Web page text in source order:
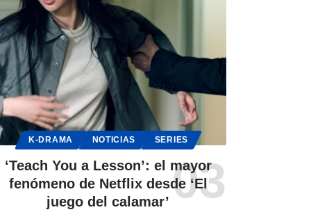
K-DRAMA NOTICIAS SERIES
‘Teach You a Lesson’: el mayor
fenómeno de Netflix desde ‘El
juego del calamar’